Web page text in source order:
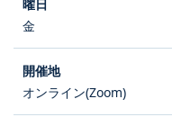
金
オンライン(Zoom)